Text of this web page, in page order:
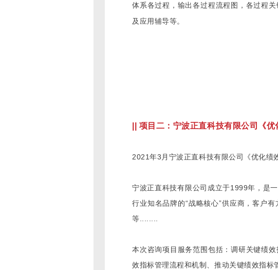
体系各过程，输出各过程流程图，各过程
及应用辅导等。
|| 项目二：宁波正直科技有限公司《
2021年3月宁波正直科技有限公司《优化绩
宁波正直科技有限公司成立于1999年，是
行业知名品牌的“战略核心”供应商，客户
等........
本次咨询项目服务范围包括：调研关键绩
效指标管理流程和机制、推动关键绩效指标